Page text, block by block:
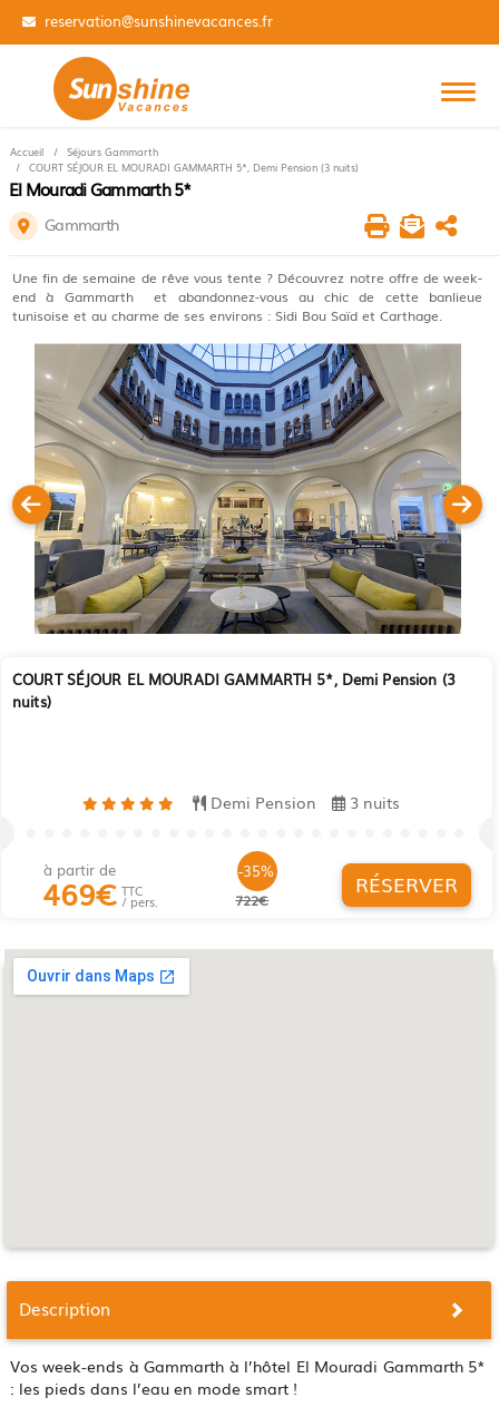
01 84 14 31 99
Accueil
Séjours Gammarth
COURT SÉJOUR EL MOURADI GAMMARTH 5*, Demi Pension (3 nuits)
El Mouradi Gammarth 5*
Gammarth
Une fin de semaine de rêve vous tente ? Découvrez notre offre de week-
end à Gammarth et abandonnez-vous au chic de cette banlieue
tunisoise et au charme de ses environs : Sidi Bou Saïd et Carthage.
COURT SÉJOUR EL MOURADI GAMMARTH 5*, Demi Pension (3
nuits)
Demi Pension 3 nuits
à partir de
469€ TTC
/ pers.
-35%
722€
RÉSERVER
Description
Vos week-ends à Gammarth à l’hôtel El Mouradi Gammarth 5*
: les pieds dans l’eau en mode smart !